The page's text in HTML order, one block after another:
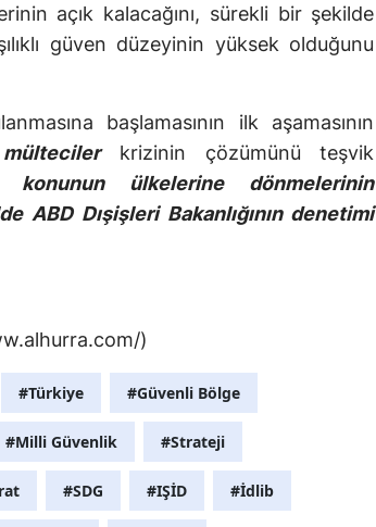
açık kalacağını, sürekli bir şekilde
güven düzeyinin yüksek olduğunu
başlamasının ilk aşamasının
krizinin çözümünü teşvik
konunun ülkelerine dönmelerinin
ABD Dışişleri Bakanlığının denetimi
)
#Türkiye #Güvenli Bölge
#Milli Güvenlik #Strateji
#SDG #IŞİD #İdlib